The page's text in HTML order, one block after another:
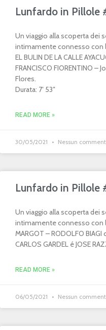
Lunfardo in Pillole
Un viaggio alla scoperta dei
intimamente connesso con
EL BULIN DE LA CALLE
FRANCISCO FIORENTINO –
Flores.
Durata: 7′ 53″
READ MORE »
30/05/2021 Nessun
Lunfardo in Pillole
Un viaggio alla scoperta dei
intimamente connesso con
MARGOT – RODOLFO BIAGI
CARLOS GARDEL é JOSE
READ MORE »
06/05/2021 Nessun